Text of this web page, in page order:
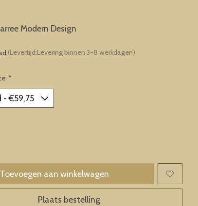
Modern Design
(Levertijd:Levering binnen 3-8 werkdagen)
*
Toevoegen aan winkelwagen
Plaats bestelling